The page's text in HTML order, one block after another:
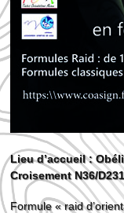
Lieu d’accueil :
Croisement N36/
Formule « raid